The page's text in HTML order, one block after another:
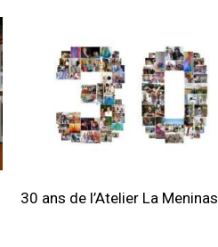
30 ans de l’Atelier La Meninas